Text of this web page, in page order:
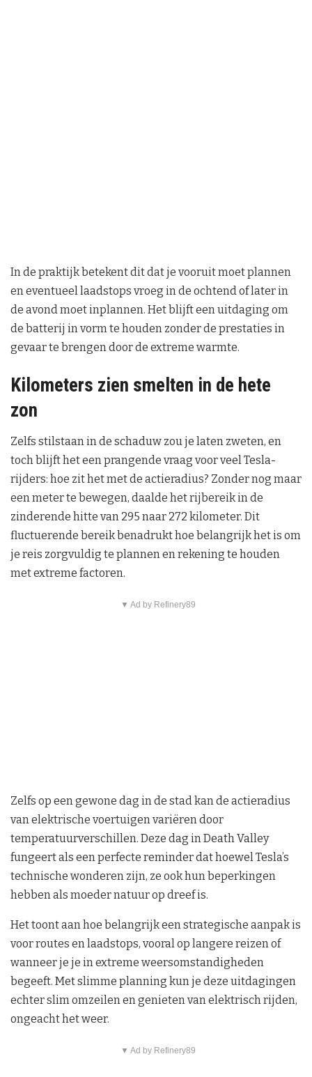
In de praktijk betekent dit dat je vooruit moet plannen
en eventueel laadstops vroeg in de ochtend of later in
de avond moet inplannen. Het blijft een uitdaging om
de batterij in vorm te houden zonder de prestaties in
gevaar te brengen door de extreme warmte.
Kilometers zien smelten in de hete
zon
Zelfs stilstaan in de schaduw zou je laten zweten, en
toch blijft het een prangende vraag voor veel Tesla-
rijders: hoe zit het met de actieradius? Zonder nog maar
een meter te bewegen, daalde het rijbereik in de
zinderende hitte van 295 naar 272 kilometer. Dit
fluctuerende bereik benadrukt hoe belangrijk het is om
je reis zorgvuldig te plannen en rekening te houden
met extreme factoren.
▼ Ad by Refinery89
Zelfs op een gewone dag in de stad kan de actieradius
van elektrische voertuigen variëren door
temperatuurverschillen. Deze dag in Death Valley
fungeert als een perfecte reminder dat hoewel Tesla’s
technische wonderen zijn, ze ook hun beperkingen
hebben als moeder natuur op dreef is.
Het toont aan hoe belangrijk een strategische aanpak is
voor routes en laadstops, vooral op langere reizen of
wanneer je je in extreme weersomstandigheden
begeeft. Met slimme planning kun je deze uitdagingen
echter slim omzeilen en genieten van elektrisch rijden,
ongeacht het weer.
▼ Ad by Refinery89